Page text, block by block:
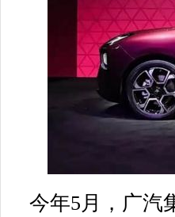
今年5月，广汽